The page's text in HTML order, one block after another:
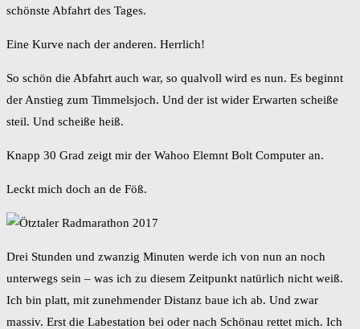
schönste Abfahrt des Tages.
Eine Kurve nach der anderen. Herrlich!
So schön die Abfahrt auch war, so qualvoll wird es nun. Es beginnt
der Anstieg zum Timmelsjoch. Und der ist wider Erwarten scheiße
steil. Und scheiße heiß.
Knapp 30 Grad zeigt mir der Wahoo Elemnt Bolt Computer an.
Leckt mich doch an de Föß.
Drei Stunden und zwanzig Minuten werde ich von nun an noch
unterwegs sein – was ich zu diesem Zeitpunkt natürlich nicht weiß.
Ich bin platt, mit zunehmender Distanz baue ich ab. Und zwar
massiv. Erst die Labestation bei oder nach Schönau rettet mich. Ich